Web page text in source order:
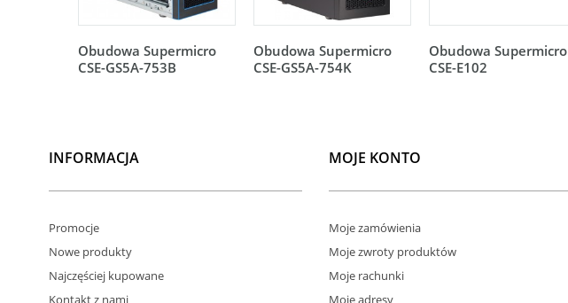
Obudowa Supermicro
CSE-GS5A-753B
Obudowa Supermicro
CSE-GS5A-754K
Obudowa Supermicro
CSE-E102
INFORMACJA
Promocje
Nowe produkty
Najczęściej kupowane
Kontakt z nami
MOJE KONTO
Moje zamówienia
Moje zwroty produktów
Moje rachunki
Moje adresy